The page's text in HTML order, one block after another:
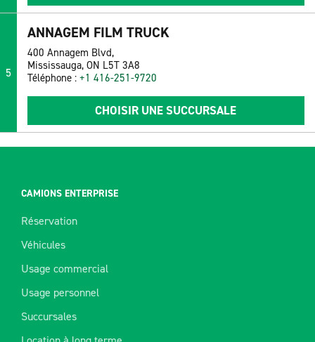
5
ANNAGEM FILM TRUCK
400 Annagem Blvd,
Mississauga, ON L5T 3A8
Téléphone : +1 416-251-9720
CHOISIR UNE SUCCURSALE
CAMIONS ENTERPRISE
Réservation
Véhicules
Usage commercial
Usage personnel
Succursales